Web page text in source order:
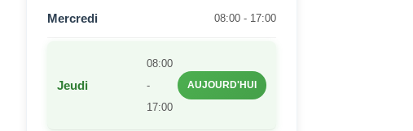
Mercredi 08:00 - 17:00
Jeudi
08:00
-
17:00
AUJOURD'HUI